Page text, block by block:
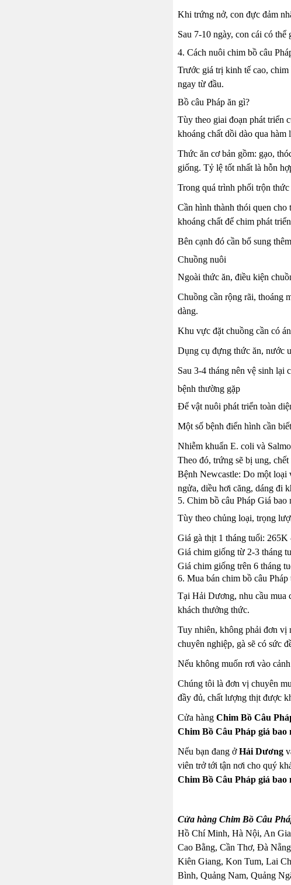
Khi trứng nở, con đực đảm
Sau 7-10 ngày, con cái có
4. Cách nuôi chim bồ câu
Trước giá trị kinh tế cao, chim
ngay từ đầu.
Bồ câu Pháp ăn gì?
Tùy theo giai đoạn phát triển
khoáng chất dồi dào qua hàm
Thức ăn cơ bản gồm: gạo,
giống. Tỷ lệ tốt nhất là hỗn
Trong quá trình phối trộn
Cần hình thành thói quen cho
khoáng chất để chim phát
Bên cạnh đó cần bổ sung
Chuồng nuôi
Ngoài thức ăn, điều kiện
Chuồng cần rộng rãi, thoáng
dàng.
Khu vực đặt chuồng cần có
Dụng cụ đựng thức ăn, nước
Sau 3-4 tháng nên vệ sinh lại
bệnh thường gặp
Để vật nuôi phát triển toàn
Một số bệnh điển hình cần
Nhiễm khuẩn E. coli và
Theo đó, trứng sẽ bị ung,
Bệnh Newcastle: Do một loại
ngửa, diều hơi căng, dáng đi
5. Chim bồ câu Pháp Giá bao
Tùy theo chủng loại, trọng
Giá gà thịt 1 tháng tuổi: 265K
Giá chim giống từ 2-3 tháng
Giá chim giống trên 6 tháng
6. Mua bán chim bồ câu
Tại Hải Dương, nhu cầu mua
khách thưởng thức.
Tuy nhiên, không phải đơn vị
chuyên nghiệp, gà sẽ có sức
Nếu không muốn rơi vào
Chúng tôi là đơn vị chuyên
đầy đủ, chất lượng thịt được
Cửa hàng Chim Bồ Câu
Chim Bồ Câu Pháp giá
Nếu bạn đang ởHải Dương
viên trở tới tận nơi cho quý
Chim Bồ Câu Pháp giá
Cửa hàng Chim Bồ Câu
Hồ Chí Minh, Hà Nội, An
Cao Bằng, Cần Thơ, Đà
Kiên Giang, Kon Tum, Lai
Bình, Quảng Nam, Quảng